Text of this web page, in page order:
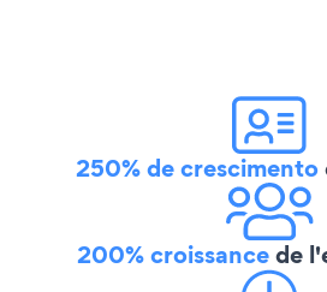
250% de crescimento
200% croissancede